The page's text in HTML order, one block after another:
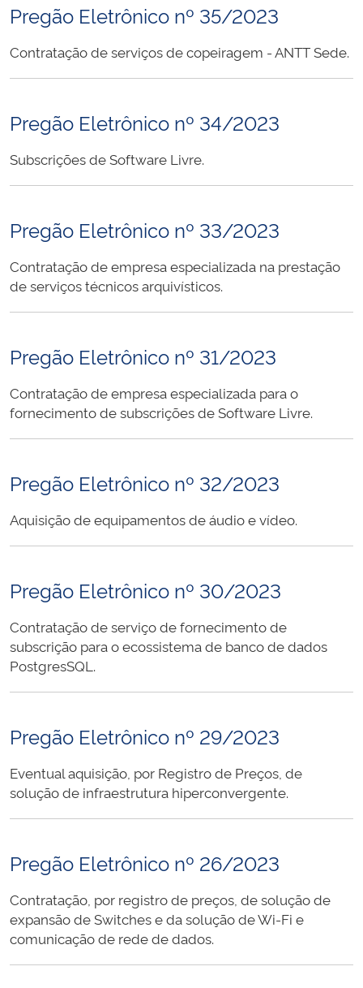
Pregão Eletrônico nº 35/2023
Contratação de serviços de copeiragem - ANTT Sede.
Pregão Eletrônico nº 34/2023
Subscrições de Software Livre.
Pregão Eletrônico nº 33/2023
Contratação de empresa especializada na prestação
de serviços técnicos arquivísticos.
Pregão Eletrônico nº 31/2023
Contratação de empresa especializada para o
fornecimento de subscrições de Software Livre.
Pregão Eletrônico nº 32/2023
Aquisição de equipamentos de áudio e vídeo.
Pregão Eletrônico nº 30/2023
Contratação de serviço de fornecimento de
subscrição para o ecossistema de banco de dados
PostgresSQL.
Pregão Eletrônico nº 29/2023
Eventual aquisição, por Registro de Preços, de
solução de infraestrutura hiperconvergente.
Pregão Eletrônico nº 26/2023
Contratação, por registro de preços, de solução de
expansão de Switches e da solução de Wi-Fi e
comunicação de rede de dados.